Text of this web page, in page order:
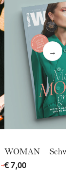
→
→
WOMAN |
€ 7,00